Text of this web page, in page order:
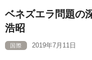
ベネズエラ問題の
浩昭
国際 2019年7月11日